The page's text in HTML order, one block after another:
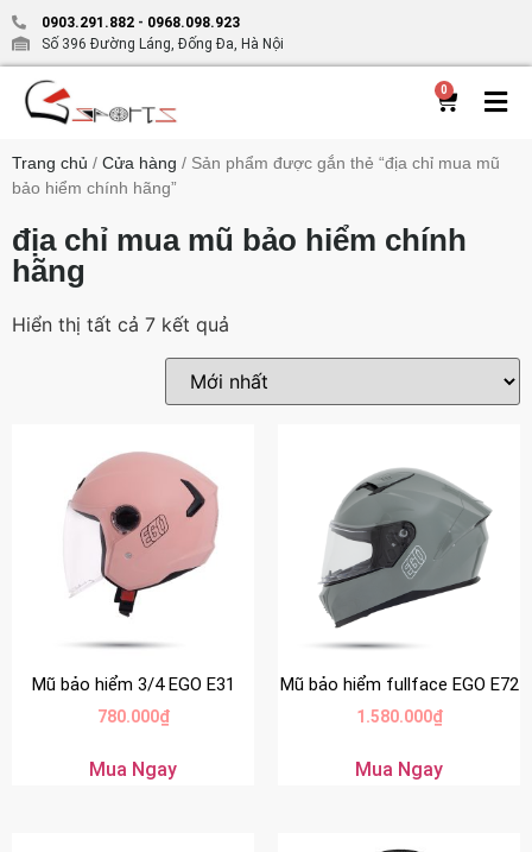
0903.291.882 - 0968.098.923
Số 396 Đường Láng, Đống Đa, Hà Nội
0
Trang chủ / Cửa hàng / Sản phẩm được gắn thẻ “địa chỉ mua mũ
bảo hiểm chính hãng”
địa chỉ mua mũ bảo hiểm chính
hãng
Hiển thị tất cả 7 kết quả
Mũ bảo hiểm 3/4 EGO E31
780.000₫
Mua Ngay
Mũ bảo hiểm fullface EGO E72
1.580.000₫
Mua Ngay